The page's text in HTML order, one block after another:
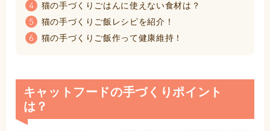
4 猫の手づくりごはんに使えない食材は？
5 猫の手づくりご飯レシピを紹介！
6 猫の手づくりご飯作って健康維持！
キャットフードの手づくりポイント
は？